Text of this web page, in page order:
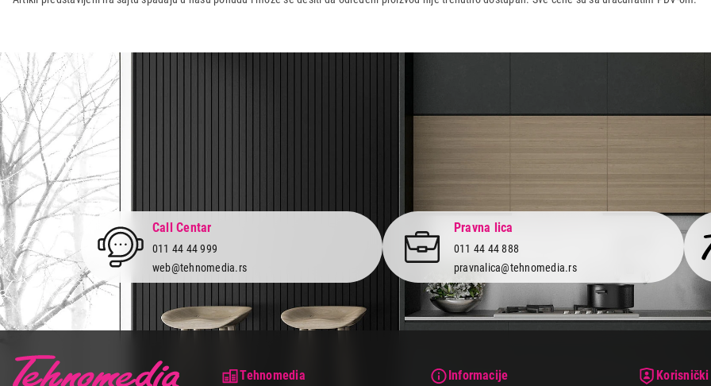
Call Centar
011 44 44 999
web@tehnomedia.rs
Pravna lica
011 44 44 888
pravnalica@tehnomedia.rs
Tehnomedia Informacije